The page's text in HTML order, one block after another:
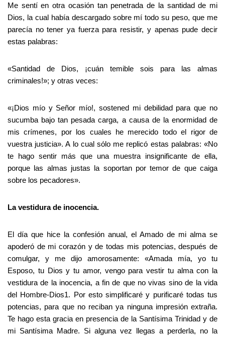
Me sentí en otra ocasión tan penetrada de la santidad de mi
Dios, la cual había descargado sobre mí todo su peso, que me
parecía no tener ya fuerza para resistir, y apenas pude decir
estas palabras:
«Santidad de Dios, ¡cuán temible sois para las almas
criminales!»; y otras veces:
«¡Dios mío y Señor mío!, sostened mi debilidad para que no
sucumba bajo tan pesada carga, a causa de la enormidad de
mis crímenes, por los cuales he merecido todo el rigor de
vuestra justicia». A lo cual sólo me replicó estas palabras: «No
te hago sentir más que una muestra insignificante de ella,
porque las almas justas la soportan por temor de que caiga
sobre los pecadores».
La vestidura de inocencia.
El día que hice la confesión anual, el Amado de mi alma se
apoderó de mi corazón y de todas mis potencias, después de
comulgar, y me dijo amorosamente: «Amada mía, yo tu
Esposo, tu Dios y tu amor, vengo para vestir tu alma con la
vestidura de la inocencia, a fin de que no vivas sino de la vida
del Hombre-Dios1. Por esto simplificaré y purificaré todas tus
potencias, para que no reciban ya ninguna impresión extraña.
Te hago esta gracia en presencia de la Santísima Trinidad y de
mi Santísima Madre. Si alguna vez llegas a perderla, no la